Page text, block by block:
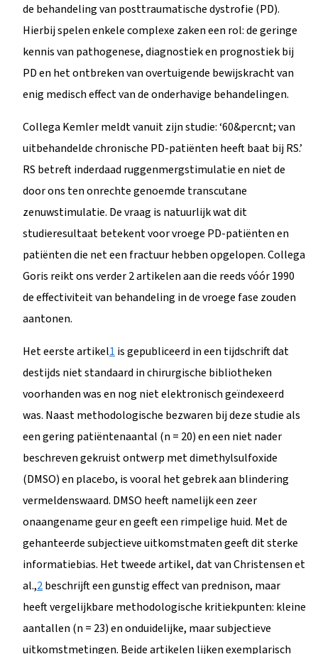
de behandeling van posttraumatische dystrofie (PD).
Hierbij spelen enkele complexe zaken een rol: de geringe
kennis van pathogenese, diagnostiek en prognostiek bij
PD en het ontbreken van overtuigende bewijskracht van
enig medisch effect van de onderhavige behandelingen.
Collega Kemler meldt vanuit zijn studie: ‘60&percnt; van
uitbehandelde chronische PD-patiënten heeft baat bij RS.’
RS betreft inderdaad ruggenmergstimulatie en niet de
door ons ten onrechte genoemde transcutane
zenuwstimulatie. De vraag is natuurlijk wat dit
studieresultaat betekent voor vroege PD-patiënten en
patiënten die net een fractuur hebben opgelopen. Collega
Goris reikt ons verder 2 artikelen aan die reeds vóór 1990
de effectiviteit van behandeling in de vroege fase zouden
aantonen.
Het eerste artikel1 is gepubliceerd in een tijdschrift dat
destijds niet standaard in chirurgische bibliotheken
voorhanden was en nog niet elektronisch geïndexeerd
was. Naast methodologische bezwaren bij deze studie als
een gering patiëntenaantal (n = 20) en een niet nader
beschreven gekruist ontwerp met dimethylsulfoxide
(DMSO) en placebo, is vooral het gebrek aan blindering
vermeldenswaard. DMSO heeft namelijk een zeer
onaangename geur en geeft een rimpelige huid. Met de
gehanteerde subjectieve uitkomstmaten geeft dit sterke
informatiebias. Het tweede artikel, dat van Christensen et
al.,2beschrijft een gunstig effect van prednison, maar
heeft vergelijkbare methodologische kritiekpunten: kleine
aantallen (n = 23) en onduidelijke, maar subjectieve
uitkomstmetingen. Beide artikelen lijken exemplarisch